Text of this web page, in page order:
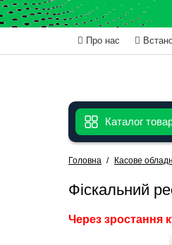
Про нас
Каталог
Головна Касове
Фіскальний
Через зростання